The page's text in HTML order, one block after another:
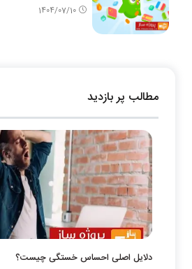
1404/07/10
مطالب پر بازدید
دلایل اصلی احساس خستگی چیست؟